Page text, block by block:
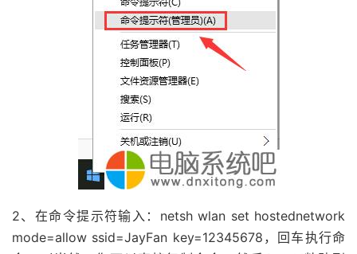
2、在命令提示符输入：netsh wlan set hostednetwork
mode=allow ssid=JayFan key=12345678，回车执行命